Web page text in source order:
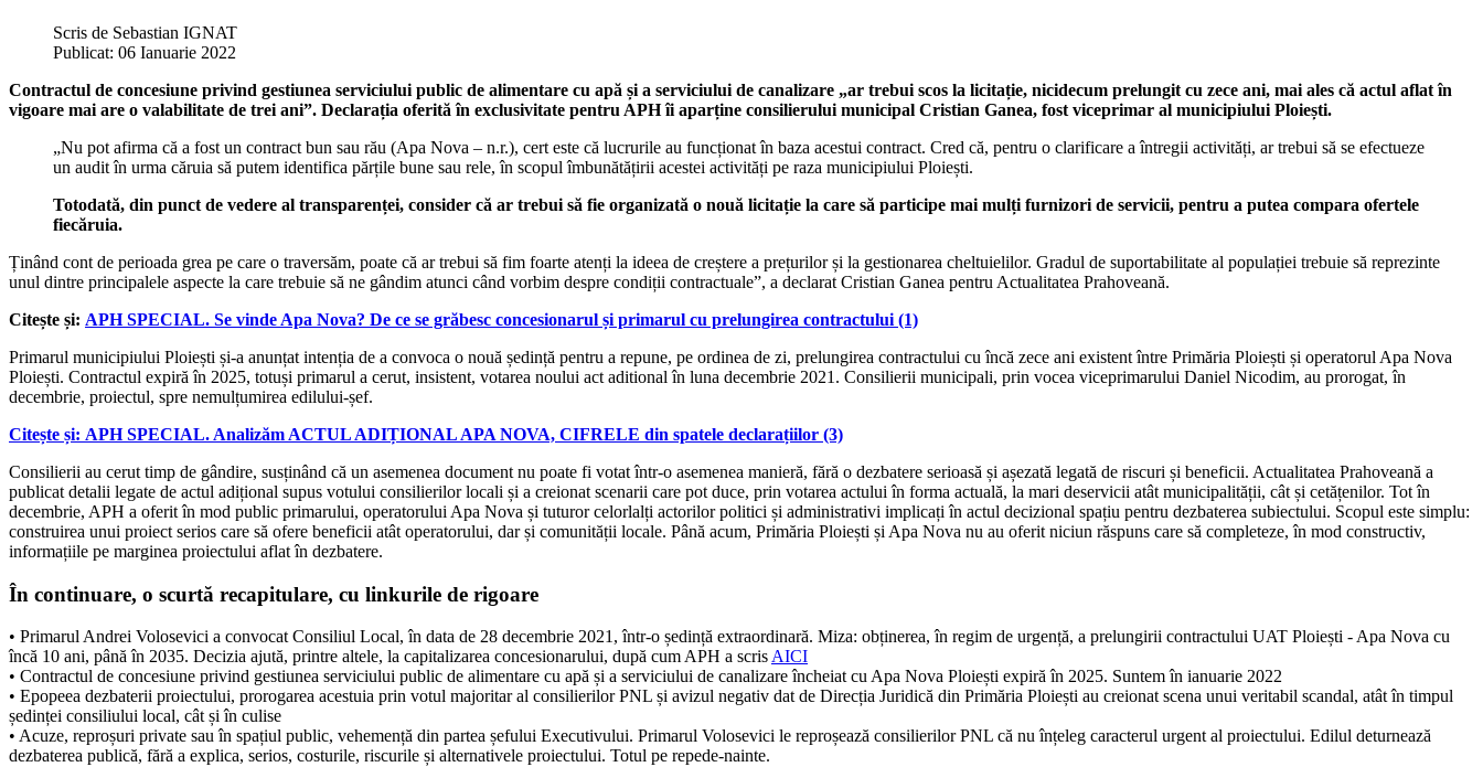
Scris de Sebastian IGNAT
Publicat: 06 Ianuarie 2022
Contractul de concesiune privind gestiunea serviciului public de alimentare cu apă și a serviciului de canalizare „ar trebui scos la licitație, nicidecum prelungit cu zece ani, mai ales că actul aflat în
vigoare mai are o valabilitate de trei ani”. Declarația oferită în exclusivitate pentru APH îi aparține consilierului municipal Cristian Ganea, fost viceprimar al municipiului Ploiești.
„Nu pot afirma că a fost un contract bun sau rău (Apa Nova – n.r.), cert este că lucrurile au funcționat în baza acestui contract. Cred că, pentru o clarificare a întregii activități, ar trebui să se efectueze
un audit în urma căruia să putem identifica părțile bune sau rele, în scopul îmbunătățirii acestei activități pe raza municipiului Ploiești.
Totodată, din punct de vedere al transparenței, consider că ar trebui să fie organizată o nouă licitație la care să participe mai mulți furnizori de servicii, pentru a putea compara ofertele
fiecăruia.
Ținând cont de perioada grea pe care o traversăm, poate că ar trebui să fim foarte atenți la ideea de creștere a prețurilor și la gestionarea cheltuielilor. Gradul de suportabilitate al populației trebuie să reprezinte
unul dintre principalele aspecte la care trebuie să ne gândim atunci când vorbim despre condiții contractuale”, a declarat Cristian Ganea pentru Actualitatea Prahoveană.
Citește și: APH SPECIAL. Se vinde Apa Nova? De ce se grăbesc concesionarul și primarul cu prelungirea contractului (1)
Primarul municipiului Ploiești și-a anunțat intenția de a convoca o nouă ședință pentru a repune, pe ordinea de zi, prelungirea contractului cu încă zece ani existent între Primăria Ploiești și operatorul Apa Nova
Ploiești. Contractul expiră în 2025, totuși primarul a cerut, insistent, votarea noului act aditional în luna decembrie 2021. Consilierii municipali, prin vocea viceprimarului Daniel Nicodim, au prorogat, în
decembrie, proiectul, spre nemulțumirea edilului-șef.
Citește și: APH SPECIAL. Analizăm ACTUL ADIȚIONAL APA NOVA, CIFRELE din spatele declarațiilor (3)
Consilierii au cerut timp de gândire, susținând că un asemenea document nu poate fi votat într-o asemenea manieră, fără o dezbatere serioasă și așezată legată de riscuri și beneficii. Actualitatea Prahoveană a
publicat detalii legate de actul adițional supus votului consilierilor locali și a creionat scenarii care pot duce, prin votarea actului în forma actuală, la mari deservicii atât municipalității, cât și cetățenilor. Tot în
decembrie, APH a oferit în mod public primarului, operatorului Apa Nova și tuturor celorlalți actorilor politici și administrativi implicați în actul decizional spațiu pentru dezbaterea subiectului. Scopul este simplu:
construirea unui proiect serios care să ofere beneficii atât operatorului, dar și comunității locale. Până acum, Primăria Ploiești și Apa Nova nu au oferit niciun răspuns care să completeze, în mod constructiv,
informațiile pe marginea proiectului aflat în dezbatere.
În continuare, o scurtă recapitulare, cu linkurile de rigoare
• Primarul Andrei Volosevici a convocat Consiliul Local, în data de 28 decembrie 2021, într-o ședință extraordinară. Miza: obținerea, în regim de urgență, a prelungirii contractului UAT Ploiești - Apa Nova cu
încă 10 ani, până în 2035. Decizia ajută, printre altele, la capitalizarea concesionarului, după cum APH a scris AICI
• Contractul de concesiune privind gestiunea serviciului public de alimentare cu apă și a serviciului de canalizare încheiat cu Apa Nova Ploiești expiră în 2025. Suntem în ianuarie 2022
• Epopeea dezbaterii proiectului, prorogarea acestuia prin votul majoritar al consilierilor PNL și avizul negativ dat de Direcția Juridică din Primăria Ploiești au creionat scena unui veritabil scandal, atât în timpul
ședinței consiliului local, cât și în culise
• Acuze, reproșuri private sau în spațiul public, vehemență din partea șefului Executivului. Primarul Volosevici le reproșează consilierilor PNL că nu înțeleg caracterul urgent al proiectului. Edilul deturnează
dezbaterea publică, fără a explica, serios, costurile, riscurile și alternativele proiectului. Totul pe repede-nainte.